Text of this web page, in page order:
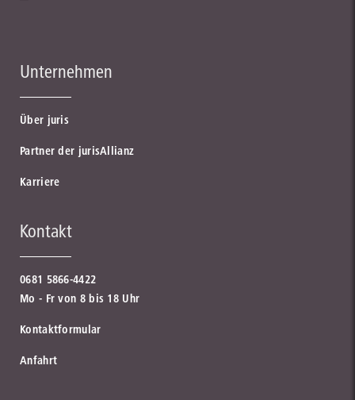
Unternehmen
Über juris
Partner der jurisAllianz
Karriere
Kontakt
0681 5866-4422
Mo - Fr von 8 bis 18 Uhr
Kontaktformular
Anfahrt